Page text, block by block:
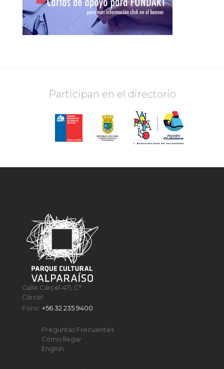
Participan en el directorio
Calle Cárcel 471, C°
Cárcel
Fono:+56 32 235 9400
Preguntas Frecuentes
Cómo llegar
English